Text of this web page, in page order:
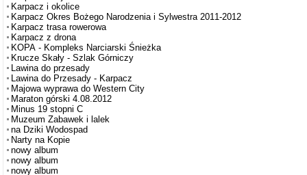
Karpacz i okolice
Karpacz Okres Bożego Narodzenia i Sylwestra 2011-2012
Karpacz trasa rowerowa
Karpacz z drona
KOPA - Kompleks Narciarski Śnieżka
Krucze Skały - Szlak Górniczy
Lawina do przesady
Lawina do Przesady - Karpacz
Majowa wyprawa do Western City
Maraton górski 4.08.2012
Minus 19 stopni C
Muzeum Zabawek i lalek
na Dziki Wodospad
Narty na Kopie
nowy album
nowy album
nowy album